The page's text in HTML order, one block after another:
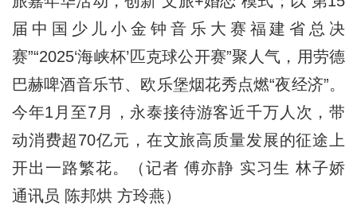
届中国少儿小金钟音乐大赛福建省总决
赛”“2025‘海峡杯’匹克球公开赛”聚人气，用劳德
巴赫啤酒音乐节、欧乐堡烟花秀点燃“夜经济”。
今年1月至7月，永泰接待游客近千万人次，带
动消费超70亿元，在文旅高质量发展的征途上
开出一路繁花。（记者 傅亦静 实习生 林子娇
通讯员 陈邦烘 方玲燕）